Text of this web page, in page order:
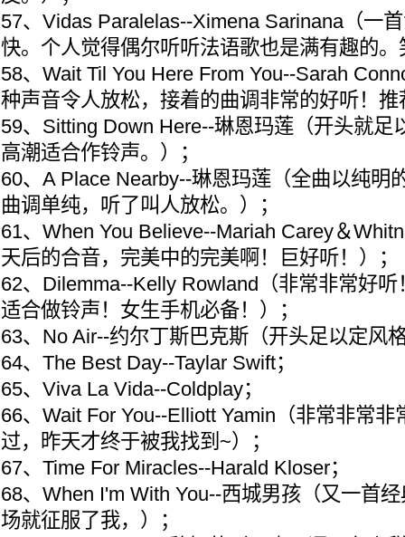
57、Vidas Paralelas--Ximena Sarinana（一
快。个人觉得偶尔听听法语歌也是满有趣的。
58、Wait Til You Here From You--Sarah
种声音令人放松，接着的曲调非常的好听！推
59、Sitting Down Here--琳恩玛莲（开头就足
高潮适合作铃声。）；
60、A Place Nearby--琳恩玛莲（全曲以纯明
曲调单纯，听了叫人放松。）；
61、When You Believe--Mariah Carey＆
天后的合音，完美中的完美啊！巨好听！）；
62、Dilemma--Kelly Rowland（非常非常好
适合做铃声！女生手机必备！）；
63、No Air--约尔丁斯巴克斯（开头足以定风
64、The Best Day--Taylar Swift；
65、Viva La Vida--Coldplay；
66、Wait For You--Elliott Yamin（非常非常
过，昨天才终于被我找到~）；
67、Time For Miracles--Harald Kloser；
68、When I'm With You--西城男孩（又一首
场就征服了我，）；